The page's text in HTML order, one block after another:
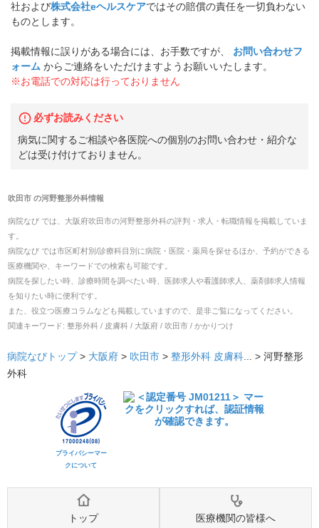
社および株式会社eヘルスケアではその賠償の責任を一切負わない
ものとします。
掲載情報に誤りがある場合には、お手数ですが、
お問い合わせフ
ォーム からご連絡をいただけますようお願いいたします。
※お電話での対応は行っておりません
必ずお読みください
病気に関するご相談や各医院への個別のお問い合わせ・紹介な
どは受け付けておりません。
吹田市の河野整形外科情報
病院なび では、 大阪府吹田市の河野整形外科の評判・求人・転職情報を掲載していま
す。
病院なび では市区町村別/診療科目別に病院・医院・薬局を探せるほか、予約ができる
医療機関や、キーワードでの検索も可能です。
病院を探したい時、診療時間を調べたい時、医師求人や看護師求人、薬剤師求人情報
を知りたい時に便利です。
また、役立つ医療コラムなども掲載していますので、是非ご覧になってください。
関連キーワード: 整形外科 / 皮膚科 / 大阪府 / 吹田市 / かかりつけ
病院なびトップ> 大阪府 > 吹田市 > 整形外科 皮膚科 ... > 河野整形
外科
プライバシーマー
クについて
トップ 医療機関の皆様へ